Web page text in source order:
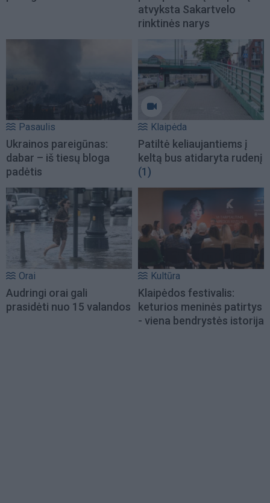
atvyksta Sakartvelo
rinktinės narys
Pasaulis
Ukrainos pareigūnas:
dabar – iš tiesų bloga
padėtis
Klaipėda
Patiltė keliaujantiems į
keltą bus atidaryta rudenį
(1)
Orai
Audringi orai gali
prasidėti nuo 15 valandos
Kultūra
Klaipėdos festivalis:
keturios meninės patirtys
- viena bendrystės istorija